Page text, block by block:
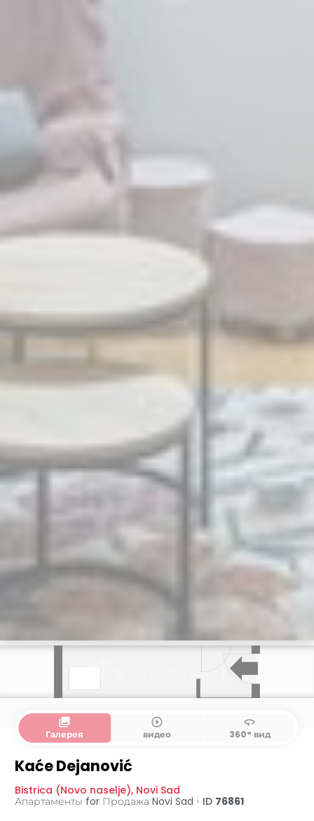
collections
Галерея
play_circle_outline
видео
360
360° вид
Kaće Dejanović
Bistrica (Novo naselje), Novi Sad
Апартаменты for Продажа Novi Sad • ID 76861